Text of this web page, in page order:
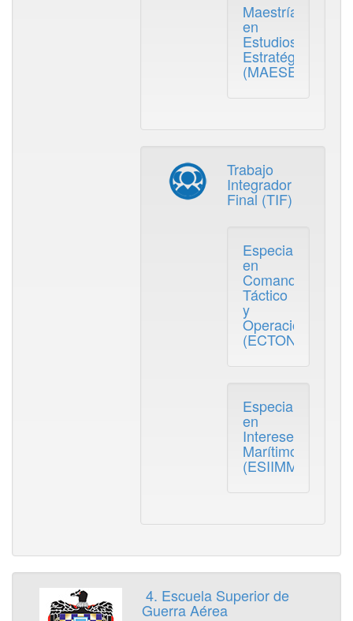
Maestría
en
Estudios
Estratégicos
(MAESES)
Trabajo
Integrador
Final (TIF)
Especialización
en
Comando
Táctico
y
Operacional
(ECTON)
Especialización
en
Intereses
Marítimos
(ESIIMM)
4. Escuela Superior de
Guerra Aérea